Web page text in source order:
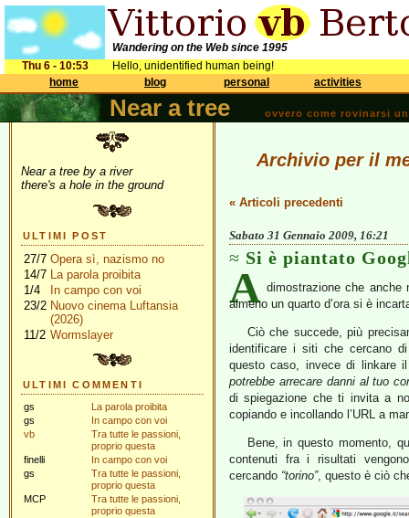
Wandering on the Web since 1995
Thu 6 - 10:53
Hello, unidentified human being!
home
blog personal activities
Near a tree ovvero come rovinarsi
Near a tree by a river
there's a hole in the ground
ULTIMI POST
27/7 Opera sì, nazismo no
14/7 La parola proibita
1/4
In campo con voi
23/2 Nuovo cinema Luftansia
(2026)
11/2 Wormslayer
ULTIMI COMMENTI
gs
La parola proibita
gs
In campo con voi
vb
Tra tutte le passioni,
proprio questa
finelli
In campo con voi
gs
Tra tutte le passioni,
proprio questa
MCP
Tra tutte le passioni,
proprio questa
Archivio per il
« Articoli precedenti
Sabato 31 Gennaio 2009, 16:21
Si è piantato
A dimostrazione che anche
almeno un quarto d’ora si è
Ciò che succede, più
identificare i siti che cercano
questo caso, invece di linkare
potrebbe arrecare danni al tuo
di spiegazione che ti invita a
copiando e incollando l’URL a
Bene, in questo momento,
contenuti fra i risultati
cercando “torino”, questo è ciò